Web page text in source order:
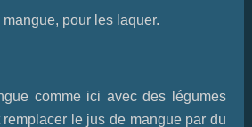
pour les laquer.
comme ici avec des légumes
le jus de mangue par du